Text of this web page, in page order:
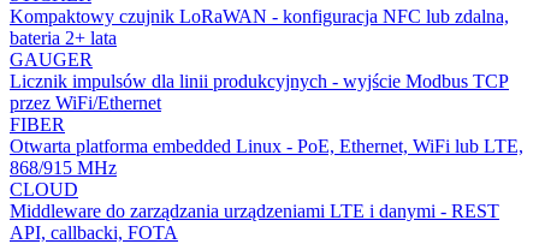
Kompaktowy czujnik LoRaWAN - konfiguracja NFC lub zdalna,
bateria 2+ lata
GAUGER
Licznik impulsów dla linii produkcyjnych - wyjście Modbus TCP
przez WiFi/Ethernet
FIBER
Otwarta platforma embedded Linux - PoE, Ethernet, WiFi lub LTE,
868/915 MHz
CLOUD
Middleware do zarządzania urządzeniami LTE i danymi - REST
API, callbacki, FOTA